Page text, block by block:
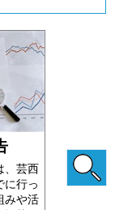
、芸西
に行っ
みや活